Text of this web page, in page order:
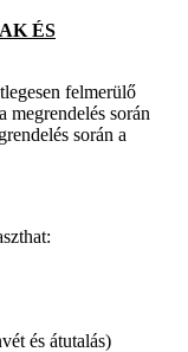
ÉS
felmerülő
megrendelés során
során a
és átutalás)